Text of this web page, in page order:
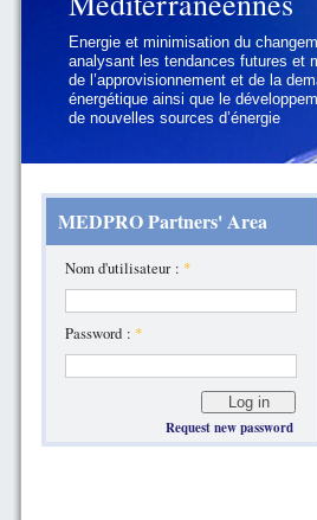
Energie et minimisation du
analysant les tendances futures et
de l’approvisionnement et de la
énergétique ainsi que le
de nouvelles sources d’énergie
Géopolitique et gouvernance, se
défis politiques régionaux et
auxquels les pays méditerranéens
doivent faire face
MEDPRO Partners' Area
Nom d'utilisateur : *
Password : *
Request new password